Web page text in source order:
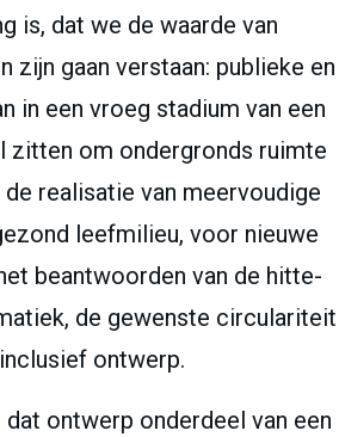
is, dat we de waarde van
zijn gaan verstaan: publieke en
in een vroeg stadium van een
zitten om ondergronds ruimte
realisatie van meervoudige
leefmilieu, voor nieuwe
beantwoorden van de hitte-
de gewenste circulariteit
ontwerp.
dat ontwerp onderdeel van een